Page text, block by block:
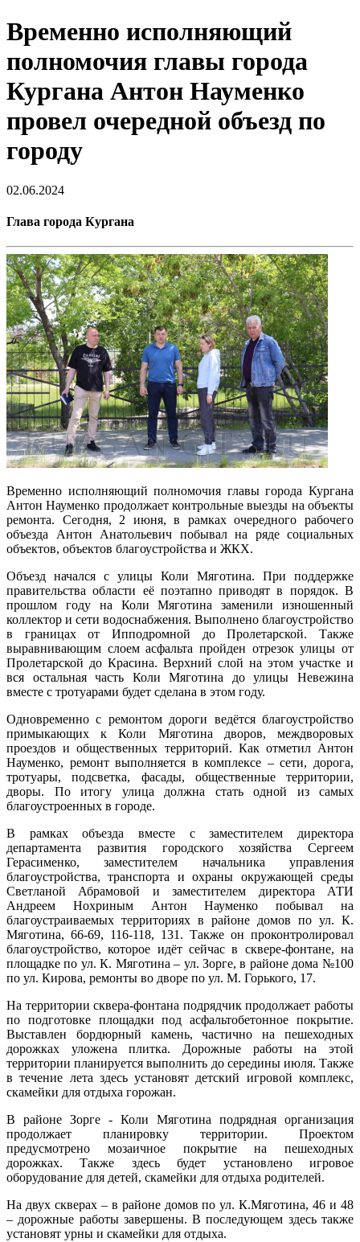
Временно исполняющий
полномочия главы города
Кургана Антон Науменко
провел очередной объезд по
городу
02.06.2024
Глава города Кургана
Временно исполняющий полномочия главы города Кургана
Антон Науменко продолжает контрольные выезды на объекты
ремонта. Сегодня, 2 июня, в рамках очередного рабочего
объезда Антон Анатольевич побывал на ряде социальных
объектов, объектов благоустройства и ЖКХ.
Объезд начался с улицы Коли Мяготина. При поддержке
правительства области её поэтапно приводят в порядок. В
прошлом году на Коли Мяготина заменили изношенный
коллектор и сети водоснабжения. Выполнено благоустройство
в границах от Ипподромной до Пролетарской. Также
выравнивающим слоем асфальта пройден отрезок улицы от
Пролетарской до Красина. Верхний слой на этом участке и
вся остальная часть Коли Мяготина до улицы Невежина
вместе с тротуарами будет сделана в этом году.
Одновременно с ремонтом дороги ведётся благоустройство
примыкающих к Коли Мяготина дворов, междворовых
проездов и общественных территорий. Как отметил Антон
Науменко, ремонт выполняется в комплексе – сети, дорога,
тротуары, подсветка, фасады, общественные территории,
дворы. По итогу улица должна стать одной из самых
благоустроенных в городе.
В рамках объезда вместе с заместителем директора
департамента развития городского хозяйства Сергеем
Герасименко, заместителем начальника управления
благоустройства, транспорта и охраны окружающей среды
Светланой Абрамовой и заместителем директора АТИ
Андреем Нохриным Антон Науменко побывал на
благоустраиваемых территориях в районе домов по ул. К.
Мяготина, 66-69, 116-118, 131. Также он проконтролировал
благоустройство, которое идёт сейчас в сквере-фонтане, на
площадке по ул. К. Мяготина – ул. Зорге, в районе дома №100
по ул. Кирова, ремонты во дворе по ул. М. Горького, 17.
На территории сквера-фонтана подрядчик продолжает работы
по подготовке площадки под асфальтобетонное покрытие.
Выставлен бордюрный камень, частично на пешеходных
дорожках уложена плитка. Дорожные работы на этой
территории планируется выполнить до середины июля. Также
в течение лета здесь установят детский игровой комплекс,
скамейки для отдыха горожан.
В районе Зорге - Коли Мяготина подрядная организация
продолжает планировку территории. Проектом
предусмотрено мозаичное покрытие на пешеходных
дорожках. Также здесь будет установлено игровое
оборудование для детей, скамейки для отдыха родителей.
На двух скверах – в районе домов по ул. К.Мяготина, 46 и 48
– дорожные работы завершены. В последующем здесь также
установят урны и скамейки для отдыха.